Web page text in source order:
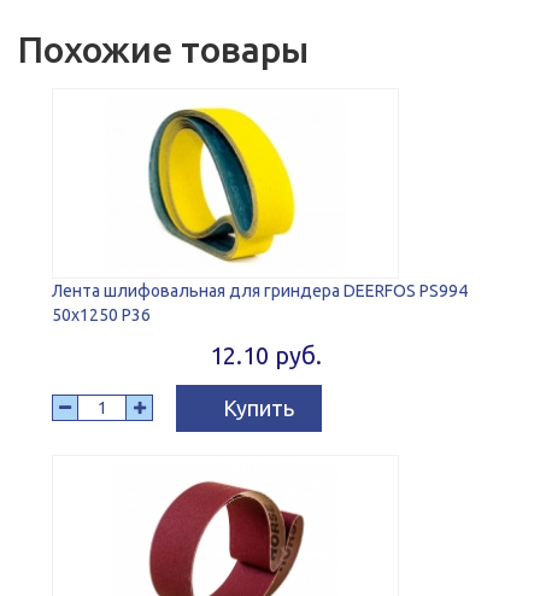
Похожие товары
Лента шлифовальная для гриндера DEERFOS PS994
50x1250 P36
12.10 руб.
Купить